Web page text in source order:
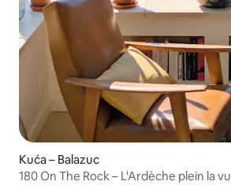
Kuća – Balazuc
180 On The Rock – L'Ardèche plein la